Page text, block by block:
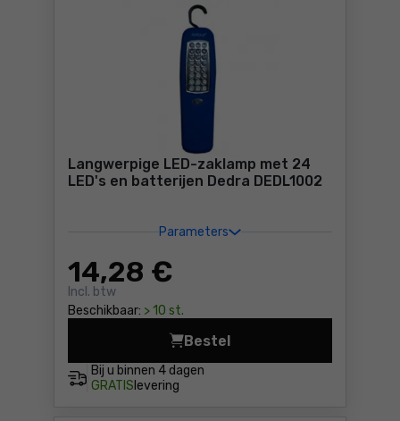
Langwerpige LED-zaklamp met 24
LED's en batterijen Dedra DEDL1002
Parameters
14,28 €
Incl. btw
Beschikbaar: > 10 st.
Bij u binnen 4 dagen
GRATIS levering
Bestel
Langwerpige LED-zaklamp